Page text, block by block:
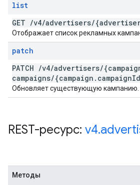
list
GET /v4/advertisers/
Отображает список рекламных
patch
PATCH /v4/advertisers/
campaigns/{campaign . campaign
Обновляет существующую кампанию.
REST-ресурс: v4.
Методы